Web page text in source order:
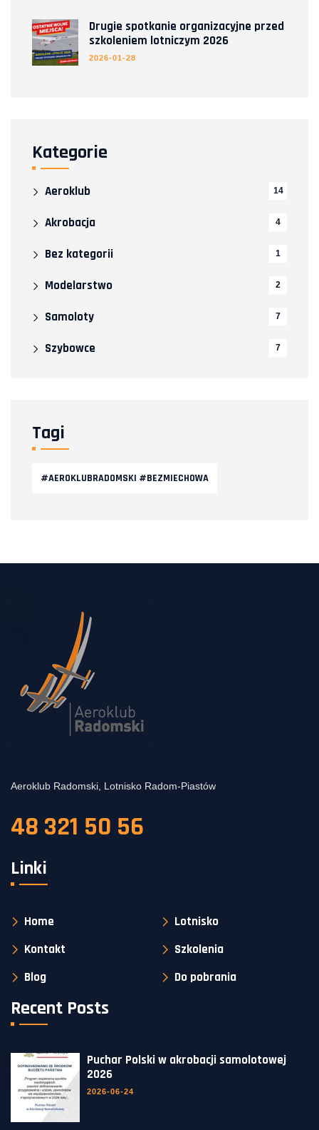
Drugie spotkanie organizacyjne przed
szkoleniem lotniczym 2026
2026-01-28
Kategorie
Aeroklub 14
Akrobacja 4
Bez kategorii 1
Modelarstwo 2
Samoloty 7
Szybowce 7
Tagi
#AEROKLUBRADOMSKI #BEZMIECHOWA
Aeroklub Radomski, Lotnisko Radom-Piastów
48 321 50 56
Linki
Home
Lotnisko
Kontakt
Szkolenia
Blog
Do pobrania
Recent Posts
Puchar Polski w akrobacji samolotowej
2026
2026-06-24